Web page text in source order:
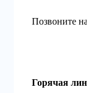
Позвоните
Горячая